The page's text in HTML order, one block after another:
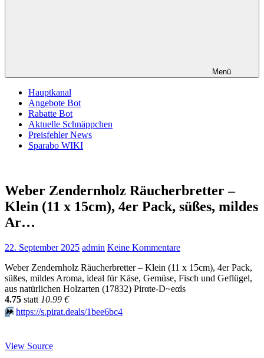
Menü
Hauptkanal
Angebote Bot
Rabatte Bot
Aktuelle Schnäppchen
Preisfehler News
Sparabo WIKI
Weber Zendernholz Räucherbretter –
Klein (11 x 15cm), 4er Pack, süßes, mildes
Ar…
22. September 2025 admin Keine Kommentare
Weber Zendernholz Räucherbretter – Klein (11 x 15cm), 4er Pack,
süßes, mildes Aroma, ideal für Käse, Gemüse, Fisch und Geflügel,
aus natürlichen Holzarten (17832) Pirαtе-D~еαls
4.75 statt 10.99 €
⏩️ https://s.pirat.deals/1bee6bc4
View Source